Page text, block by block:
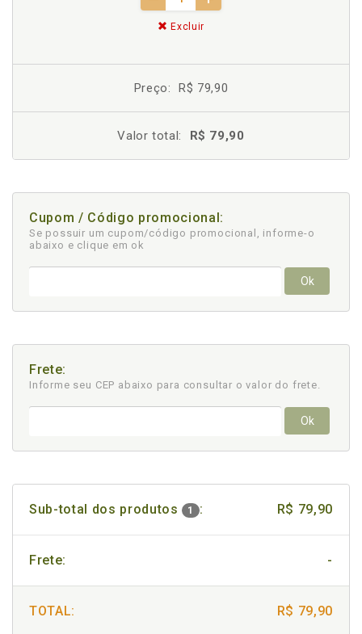
Excluir
Preço: R$ 79,90
Valor total: R$ 79,90
Cupom / Código promocional:
Se possuir um cupom/código promocional, informe-o
abaixo e clique em ok
Ok
Frete:
Informe seu CEP abaixo para consultar o valor do frete.
Ok
Sub-total dos produtos 1 : R$ 79,90
Frete: -
TOTAL: R$ 79,90